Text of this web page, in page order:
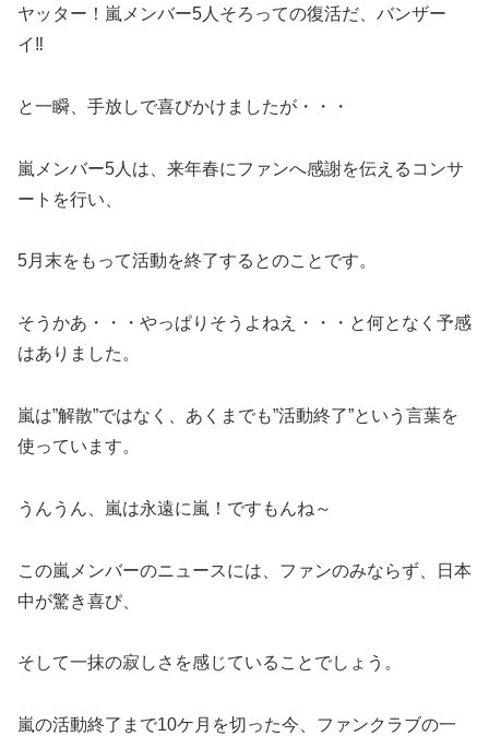
ヤッター！嵐メンバー5人そろっての復活だ、バンザー
イ‼
と一瞬、手放しで喜びかけましたが・・・
嵐メンバー5人は、来年春にファンへ感謝を伝えるコンサ
ートを行い、
5月末をもって活動を終了するとのことです。
そうかあ・・・やっぱりそうよねえ・・・と何となく予感
はありました。
嵐は”解散”ではなく、あくまでも”活動終了”という言葉を
使っています。
うんうん、嵐は永遠に嵐！ですもんね～
この嵐メンバーのニュースには、ファンのみならず、日本
中が驚き喜び、
そして一抹の寂しさを感じていることでしょう。
嵐の活動終了まで10ケ月を切った今、ファンクラブの一